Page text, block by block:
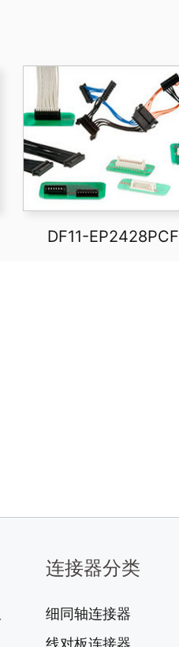
DF11-EP2428PCF
连接器分类
细同轴连接器
线对板连接器